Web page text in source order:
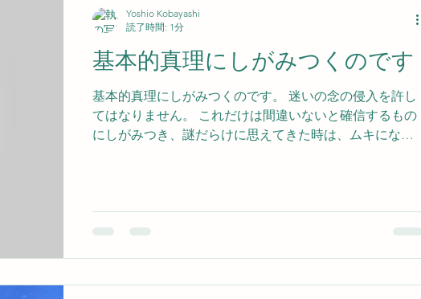
スが必ず与えられるということです。 人生は死後もなお
人は内蔵している能力、地上で発揮し得なかった才能を
法則を無視し、人の迷惑も考えずに横柄に生きた人間
は、その悪業の償いをするためのチャンスが与えられま
す。 神の公正は完全です。 騙すことも、ごまかすことも
基本的真理にしがみつくのです
基本的真理にしがみつくのです。 迷いの念の侵入を許し
てはなりません。 これだけは間違いないと確信するもの
にしがみつき、謎だらけに思えてきた時は、ムキになら
を見あげるのです。 うつ向いてはなりません。 うなだれ
る必要はどこにもありません。 あなたの歩む道に生じる
に織り込まれたものはすべて神の用意された図案にした
Yoshio Kobayashi
読了時間: 1分